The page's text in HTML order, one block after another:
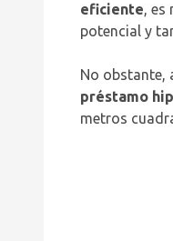
eficiente, es
potencial y
No obstante,
préstamo
metros